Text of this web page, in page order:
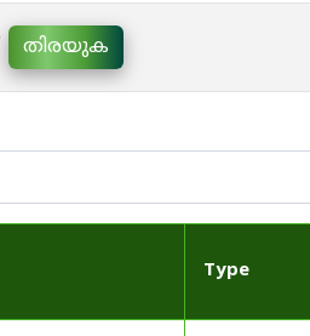
തിരയുക
Type